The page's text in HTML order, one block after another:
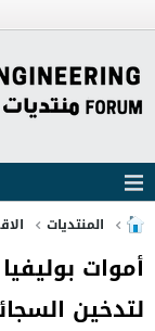
المنتديات
أموات
لتدخين